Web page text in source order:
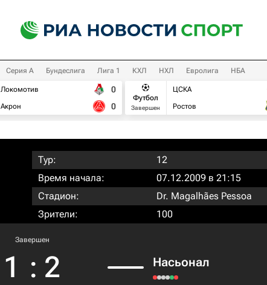
Серия А Бундеслига Лига 1 КХЛ НХЛ Евролига НБА
Локомотив
Акрон
0
0
Футбол
Завершен
ЦСКА
Ростов
Тур:
12
Время начала:
07.12.2009 в 21:15
Стадион:
Dr. Magalhães Pessoa
Зрители:
100
Завершен
1 : 2 Насьонал